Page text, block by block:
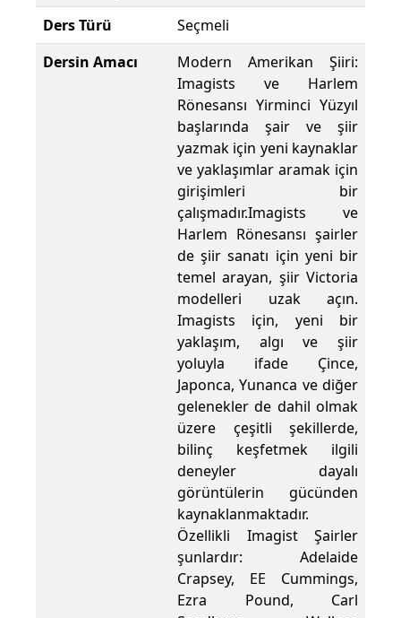
Ders Türü
Seçmeli
Dersin Amacı
Modern Amerikan Şiiri:
Imagists ve Harlem
Rönesansı Yirminci Yüzyıl
başlarında şair ve şiir
yazmak için yeni kaynaklar
ve yaklaşımlar aramak için
girişimleri bir
çalışmadır.Imagists ve
Harlem Rönesansı şairler
de şiir sanatı için yeni bir
temel arayan, şiir Victoria
modelleri uzak açın.
Imagists için, yeni bir
yaklaşım, algı ve şiir
yoluyla ifade Çince,
Japonca, Yunanca ve diğer
gelenekler de dahil olmak
üzere çeşitli şekillerde,
bilinç keşfetmek ilgili
deneyler dayalı
görüntülerin gücünden
kaynaklanmaktadır.
Özellikli Imagist Şairler
şunlardır: Adelaide
Crapsey, EE Cummings,
Ezra Pound, Carl